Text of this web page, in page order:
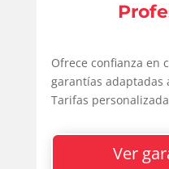
Ofrece confianza en
garantías adaptadas
Tarifas
Ver